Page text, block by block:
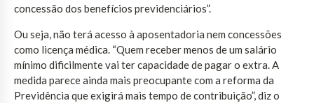
concessão dos benefícios previdenciários”.
Ou seja, não terá acesso à aposentadoria nem concessões
como licença médica. “Quem receber menos de um salário
mínimo dificilmente vai ter capacidade de pagar o extra. A
medida parece ainda mais preocupante com a reforma da
Previdência que exigirá mais tempo de contribuição”, diz o